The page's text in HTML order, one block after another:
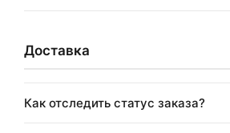
Доставка
Как отследить статус заказа?